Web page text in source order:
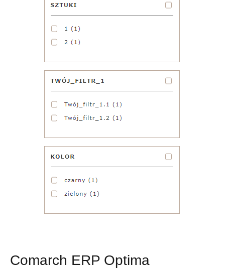
Comarch ERP Optima